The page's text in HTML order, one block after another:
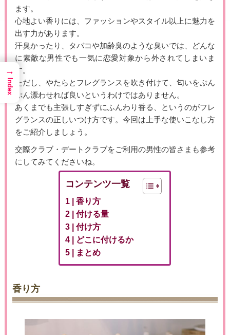
ます。
心地よい香りには、ファッションやスタイル以上に魅力を
出す力があります。
汗臭かったり、タバコや加齢臭のような臭いでは、どんな
に素敵な男性でも一気に恋愛対象から外されてしまいま
す。
ただし、やたらとフレグランスを吹き付けて、匂いをぷん
ぷん漂わせれば良いというわけではありません。
あくまでも主張しすぎずにふんわり香る、というのがフレ
グランスの正しいつけ方です。今回は上手な使いこなし方
をご紹介しましょう。
交際クラブ・デートクラブをご利用の男性の皆さまも参考
にしてみてくださいね。
コンテンツ一覧
香り方
付ける量
付け方
どこに付けるか
まとめ
香り方
→
Index